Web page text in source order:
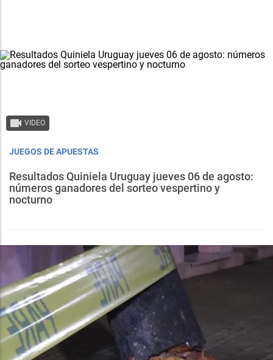
VIDEO
JUEGOS DE APUESTAS
Resultados Quiniela Uruguay jueves 06 de agosto:
números ganadores del sorteo vespertino y
nocturno